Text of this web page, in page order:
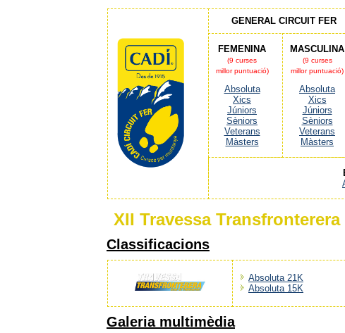
GENERAL CIRCUIT FER
FEMENINA
(9 curses
millor puntuació)
Absoluta
Xics
Júniors
Sèniors
Veterans
Màsters
MASCULINA
(9 curses
millor puntuació)
Absoluta
Xics
Júniors
Sèniors
Veterans
Màsters
XII Travessa Transfronterera
Classificacions
Absoluta 21K
Absoluta 15K
Galeria multimèdia